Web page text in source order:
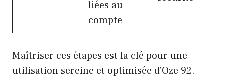
liées au
compte
Maîtriser ces étapes est la clé pour une
utilisation sereine et optimisée d’Oze 92.